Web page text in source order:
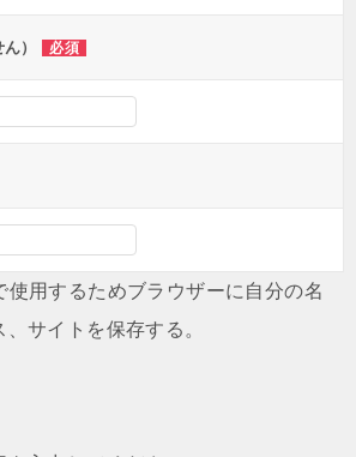
） 必須
使用するためブラウザーに自分の名
サイトを保存する。